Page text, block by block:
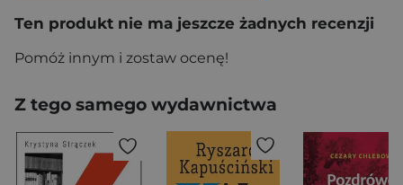
Ten produkt nie ma jeszcze żadnych recenzji
Pomóż innym i zostaw ocenę!
Z tego samego wydawnictwa